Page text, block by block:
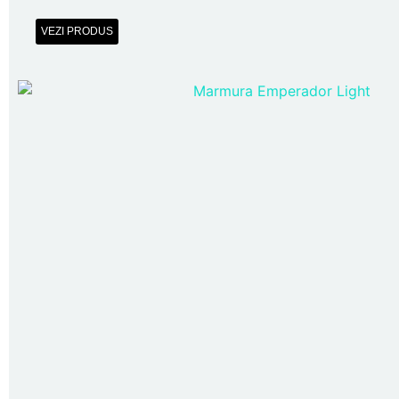
VEZI PRODUS